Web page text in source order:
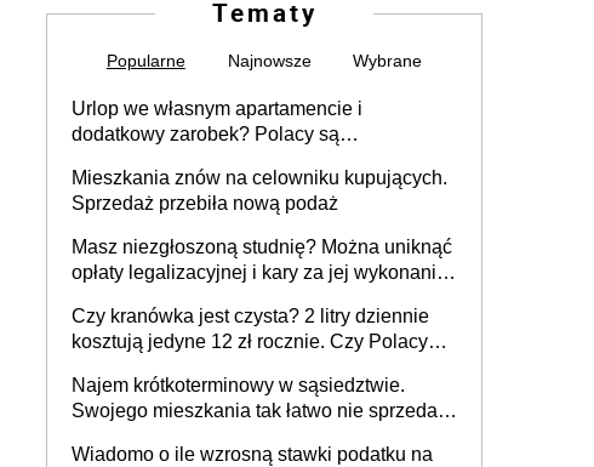
Tematy
Popularne Najnowsze Wybrane
Urlop we własnym apartamencie i
dodatkowy zarobek? Polacy są
Mieszkania znów na celowniku kupujących.
Sprzedaż przebiła nową podaż
Masz niezgłoszoną studnię? Można uniknąć
opłaty legalizacyjnej i kary za jej wykonanie,
Czy kranówka jest czysta? 2 litry dziennie
kosztują jedyne 12 zł rocznie. Czy Polacy
Najem krótkoterminowy w sąsiedztwie.
Swojego mieszkania tak łatwo nie sprzedaż
Wiadomo o ile wzrosną stawki podatku na